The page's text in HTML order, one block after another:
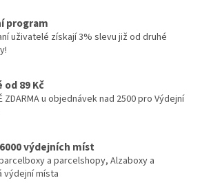
program
uživatelé získají 3% slevu již od druhé
89 Kč
ZDARMA u objednávek nad 2500 pro Výdejní
výdejních míst
parcelboxy a parcelshopy, Alzaboxy a
výdejní místa